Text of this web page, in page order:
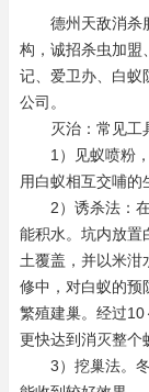
德州 天敌消杀
构，诚招杀虫加盟
记、爱卫办、白蚁
公司。
灭治：常见工
1）见蚁喷粉
用白蚁相互交哺的
2）诱杀法：
能积水。坑内放置
土覆盖，并以米泔
修中，对白蚁的预
繁殖建巢。经过
更快达到消灭整个
3）挖巢法。